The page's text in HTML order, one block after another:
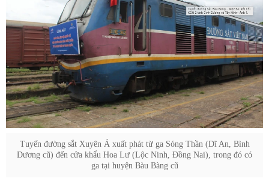
Tuyến đường sắt Xuyên Á xuất phát từ ga Sóng Thần (Dĩ An, Bình
Dương cũ) đến cửa khẩu Hoa Lư (Lộc Ninh, Đồng Nai), trong đó có
ga tại huyện Bàu Bàng cũ